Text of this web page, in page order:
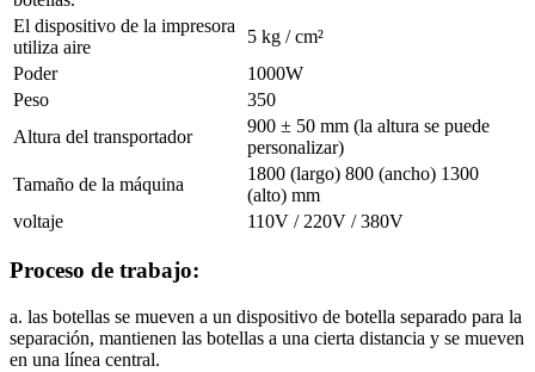
El dispositivo de la impresora
utiliza aire
5 kg / cm²
Poder
1000W
Peso
350
Altura del transportador
900 ± 50 mm (la altura se puede
personalizar)
Tamaño de la máquina
1800 (largo) 800 (ancho) 1300
(alto) mm
voltaje
110V / 220V / 380V
Proceso de trabajo:
a. las botellas se mueven a un dispositivo de botella separado para la
separación, mantienen las botellas a una cierta distancia y se mueven
en una línea central.